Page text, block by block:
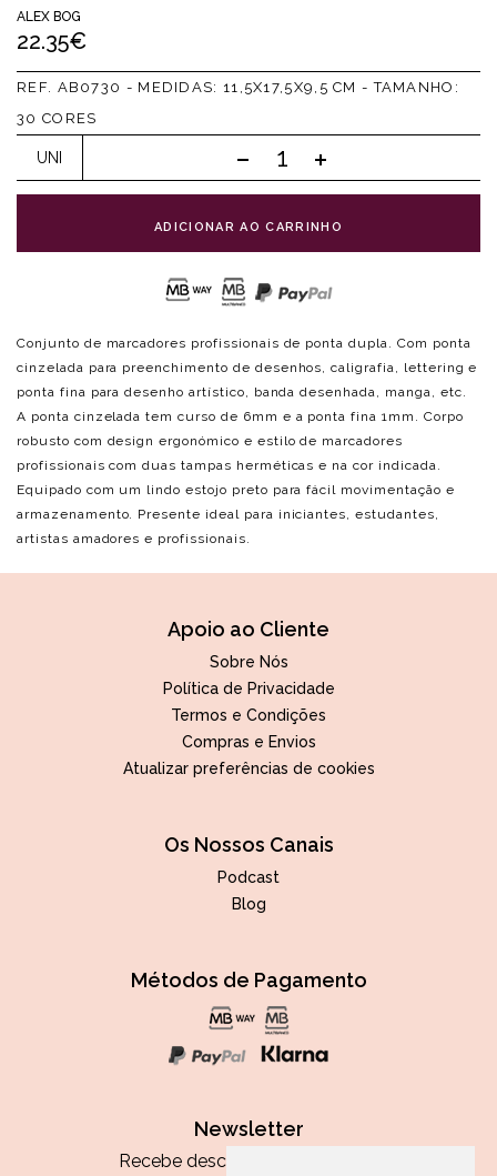
ALEX BOG
22.35€
REF. AB0730 - MEDIDAS: 11,5X17,5X9,5 CM - TAMANHO:
30 CORES
UNI
ADICIONAR AO CARRINHO
Conjunto de marcadores profissionais de ponta dupla. Com ponta
cinzelada para preenchimento de desenhos, caligrafia, lettering e
ponta fina para desenho artístico, banda desenhada, manga, etc.
A ponta cinzelada tem curso de 6mm e a ponta fina 1mm. Corpo
robusto com design ergonómico e estilo de marcadores
profissionais com duas tampas herméticas e na cor indicada.
Equipado com um lindo estojo preto para fácil movimentação e
armazenamento. Presente ideal para iniciantes, estudantes,
artistas amadores e profissionais.
Apoio ao Cliente
Sobre Nós
Política de Privacidade
Termos e Condições
Compras e Envios
Atualizar preferências de cookies
Os Nossos Canais
Podcast
Blog
Métodos de Pagamento
Newsletter
Recebe descontos exclusivos e